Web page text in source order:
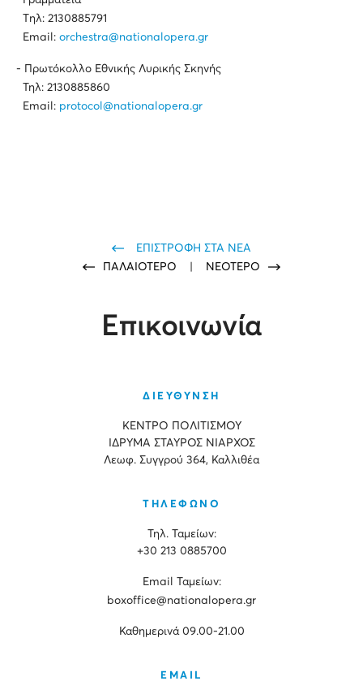
Tηλ: 2130885791
Email: orchestra@nationalopera.gr
- Πρωτόκολλο Εθνικής Λυρικής Σκηνής
Τηλ: 2130885860
Email: protocol@nationalopera.gr
ΕΠΙΣΤΡΟΦΗ ΣΤΑ ΝΕΑ
ΠΑΛΑΙΟΤΕΡΟ
ΝΕΟΤΕΡΟ
Επικοινωνία
ΔΙΕΥΘΥΝΣΗ
ΚΕΝΤΡΟ ΠΟΛΙΤΙΣΜΟΥ
ΙΔΡΥΜΑ ΣΤΑΥΡΟΣ ΝΙΑΡΧΟΣ
Λεωφ. Συγγρού 364, Καλλιθέα
ΤΗΛΕΦΩΝΟ
Τηλ. Ταμείων:
+30 213 0885700
Εmail Ταμείων:
boxoffice@nationalopera.gr
Καθημερινά 09.00-21.00
EMAIL